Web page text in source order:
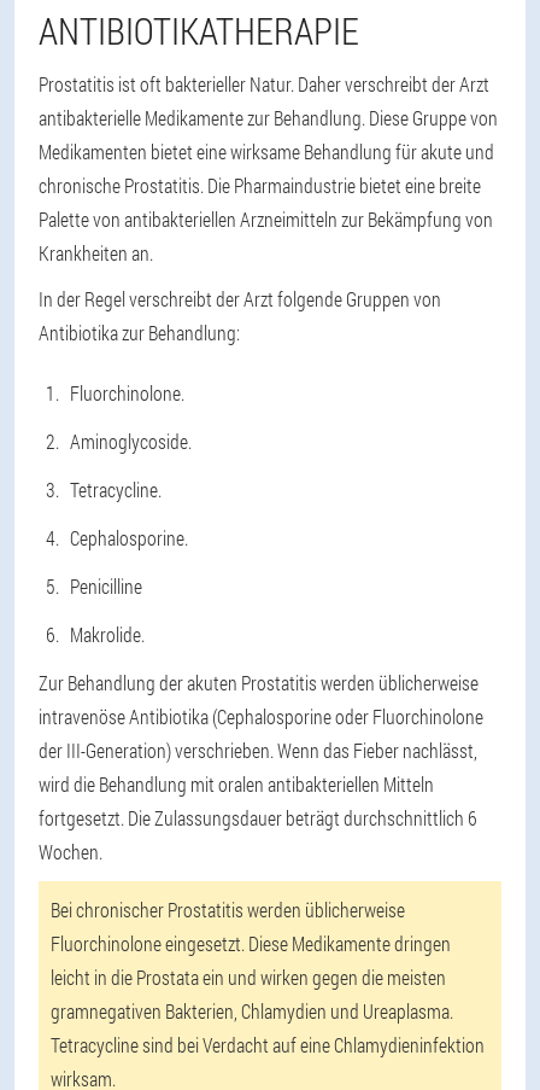
ANTIBIOTIKATHERAPIE
Prostatitis ist oft bakterieller Natur. Daher verschreibt der Arzt
antibakterielle Medikamente zur Behandlung. Diese Gruppe von
Medikamenten bietet eine wirksame Behandlung für akute und
chronische Prostatitis. Die Pharmaindustrie bietet eine breite
Palette von antibakteriellen Arzneimitteln zur Bekämpfung von
Krankheiten an.
In der Regel verschreibt der Arzt folgende Gruppen von
Antibiotika zur Behandlung:
Fluorchinolone.
Aminoglycoside.
Tetracycline.
Cephalosporine.
Penicilline
Makrolide.
Zur Behandlung der akuten Prostatitis werden üblicherweise
intravenöse Antibiotika (Cephalosporine oder Fluorchinolone
der III-Generation) verschrieben. Wenn das Fieber nachlässt,
wird die Behandlung mit oralen antibakteriellen Mitteln
fortgesetzt. Die Zulassungsdauer beträgt durchschnittlich 6
Wochen.
Bei chronischer Prostatitis werden üblicherweise
Fluorchinolone eingesetzt. Diese Medikamente dringen
leicht in die Prostata ein und wirken gegen die meisten
gramnegativen Bakterien, Chlamydien und Ureaplasma.
Tetracycline sind bei Verdacht auf eine Chlamydieninfektion
wirksam.